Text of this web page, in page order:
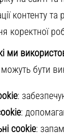
контенту та
коректної
ми
бути
:
:
cookie: